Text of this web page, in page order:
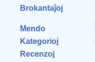
Brokantaĵoj
Mendo
Kategorioj
Recenzoj